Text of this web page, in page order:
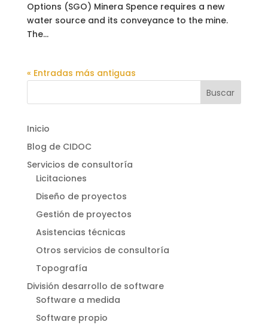
Options (SGO) Minera Spence requires a new
water source and its conveyance to the mine.
The...
« Entradas más antiguas
Inicio
Blog de CIDOC
Servicios de consultoría
Licitaciones
Diseño de proyectos
Gestión de proyectos
Asistencias técnicas
Otros servicios de consultoría
Topografía
División desarrollo de software
Software a medida
Software propio